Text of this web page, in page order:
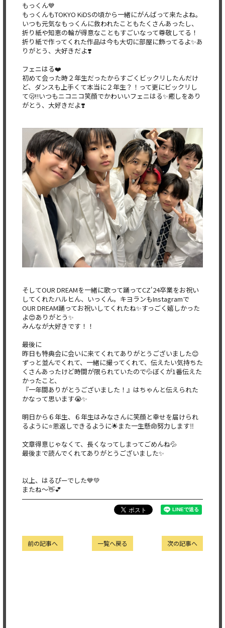
もっくん💙
もっくんもTOKYO KiDSの頃から一緒にがんばって来たよね。
いつも元気なもっく んに救われたこともたくさんあったし、
折り紙や知恵の輪が得意なこともすごいなって尊敬してる！
折り紙で作ってくれた作品は今も大切に部屋に飾ってるよ✨あ
りがとう、大好きだよ❣️
フェニはる❤️
初めて会った時２年生だったからすごくビックリしたんだけ
ど、ダンスも上手くて本当に２年生？！って更にビックリし
て🫢‼️いつもニコニコ笑顔でかわいいフェニはる✨癒しをあり
がとう、大好きだよ❣️
そしてOUR DREAMを一緒に歌って踊ってCZ'24卒業をお祝い
してくれたハルヒん、いっくん。キヨランもInstagramで
OUR DREAM踊ってお祝いしてくれたね✨すっごく嬉しかった
よ😍あ りがとう✨
みんなが大好きです！！
最後に
昨日も特典会に会いに来てくれてありがとうございました😊
ずっと並んでくれて、一緒に撮ってくれて、伝えたい気持ちた
くさんあったけど時間が限られていたので💦ぼくが1番伝えた
かったこ と、
『一年間ありがとうございました！』はちゃんと伝えられた
かなって思います😭✨
明日から６年生、６年生はみなさんに笑顔と幸せを届けられ
るよう に⭐️恩返しできるように🌟また一生懸命努力します‼️
文章得意じゃなくて、長くなってしまってごめんね💦
最後まで読んでくれてありがとうございました✨
以上、はるぴーでした💙💚
またね〜👋💕
次の記事へ
一覧へ戻る
前の記事へ